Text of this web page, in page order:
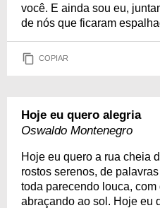
você. E ainda sou eu,
de nós que ficaram
COPIAR
Hoje eu quero alegria
Oswaldo Montenegro
Hoje eu quero a rua cheia
rostos serenos, de
toda parecendo louca,
abraçando ao sol. Hoje eu